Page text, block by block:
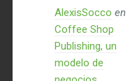
AlexisSocco en
Coffee Shop
Publishing, un
modelo de